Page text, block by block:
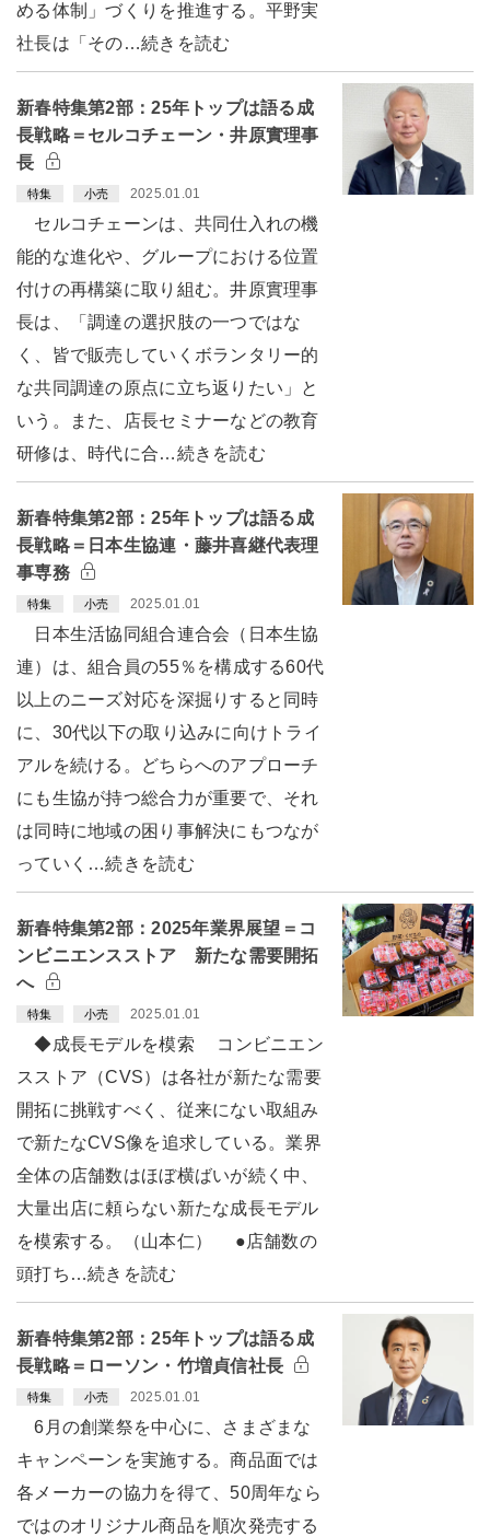
める体制」づくりを推進する。平野実
社長は「その…続きを読む
新春特集第2部：25年トップは語る成
長戦略＝セルコチェーン・井原實理事
長
特集 小売 2025.01.01
セルコチェーンは、共同仕入れの機
能的な進化や、グループにおける位置
付けの再構築に取り組む。井原實理事
長は、「調達の選択肢の一つではな
く、皆で販売していくボランタリー的
な共同調達の原点に立ち返りたい」と
いう。また、店長セミナーなどの教育
研修は、時代に合…続きを読む
新春特集第2部：25年トップは語る成
長戦略＝日本生協連・藤井喜継代表理
事専務
特集 小売 2025.01.01
日本生活協同組合連合会（日本生協
連）は、組合員の55％を構成する60代
以上のニーズ対応を深掘りすると同時
に、30代以下の取り込みに向けトライ
アルを続ける。どちらへのアプローチ
にも生協が持つ総合力が重要で、それ
は同時に地域の困り事解決にもつなが
っていく…続きを読む
新春特集第2部：2025年業界展望＝コ
ンビニエンスストア 新たな需要開拓
へ
特集 小売 2025.01.01
◆成長モデルを模索 コンビニエン
スストア（CVS）は各社が新たな需要
開拓に挑戦すべく、従来にない取組み
で新たなCVS像を追求している。業界
全体の店舗数はほぼ横ばいが続く中、
大量出店に頼らない新たな成長モデル
を模索する。（山本仁） ●店舗数の
頭打ち…続きを読む
新春特集第2部：25年トップは語る成
長戦略＝ローソン・竹増貞信社長
特集 小売 2025.01.01
6月の創業祭を中心に、さまざまな
キャンペーンを実施する。商品面では
各メーカーの協力を得て、50周年なら
ではのオリジナル商品を順次発売する